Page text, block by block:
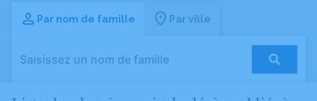
Par nom de famille Par ville